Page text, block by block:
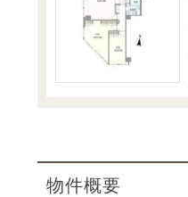
物件概要